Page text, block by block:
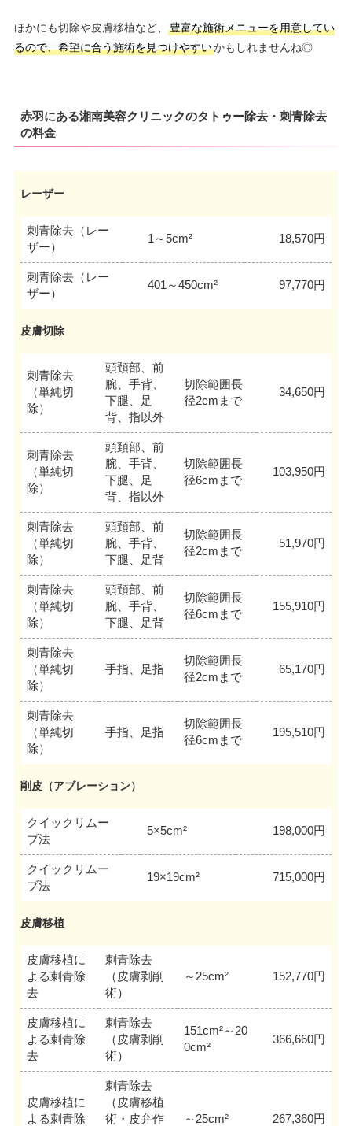
ほかにも切除や皮膚移植など、
豊富な施術メニューを用意してい
るので、希望に合う施術を見つけやすいかもしれませんね◎
赤羽にある湘南美容クリニックのタトゥー除去・刺青除去
の料金
レーザー
刺青除去（レー
ザー）
1～5cm² 18,570円
刺青除去（レー
ザー）
401～450cm² 97,770円
皮膚切除
刺青除去
（単純切
除）
頭頚部、前
腕、手背、
下腿、足
背、指以外
切除範囲長
径2cmまで
34,650円
刺青除去
（単純切
除）
頭頚部、前
腕、手背、
下腿、足
背、指以外
切除範囲長
径6cmまで
103,950円
刺青除去
（単純切
除）
頭頚部、前
腕、手背、
下腿、足背
切除範囲長
径2cmまで
51,970円
刺青除去
（単純切
除）
頭頚部、前
腕、手背、
下腿、足背
切除範囲長
径6cmまで
155,910円
刺青除去
（単純切
除）
手指、足指
切除範囲長
径2cmまで
65,170円
刺青除去
（単純切
除）
手指、足指
切除範囲長
径6cmまで
195,510円
削皮（アブレーション）
クイックリムー
ブ法
5×5cm² 198,000円
クイックリムー
ブ法
19×19cm² 715,000円
皮膚移植
皮膚移植に
よる刺青除
去
刺青除去
（皮膚剥削
術）
～25cm² 152,770円
皮膚移植に
よる刺青除
去
刺青除去
（皮膚剥削
術）
151cm²～20
0cm²
366,660円
皮膚移植に
よる刺青除
刺青除去
（皮膚移植
術・皮弁作
～25cm² 267,360円